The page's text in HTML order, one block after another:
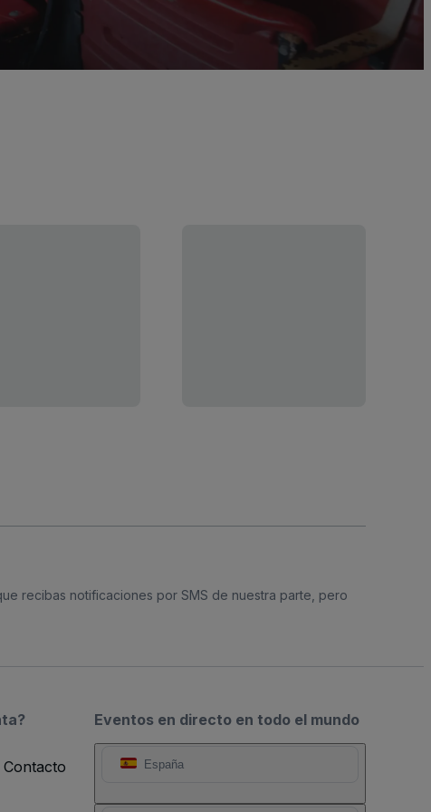
recibas notificaciones por SMS de nuestra parte, pero
Eventos en directo en todo el mundo
España